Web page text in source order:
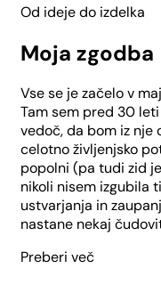
Od ideje do izdelka
Moja zgodba
Vse se je začelo v
Tam sem pred 30
vedoč, da bom iz nje
celotno življenjsko
popolni (pa tudi zid
nikoli nisem izgubila
ustvarjanja in
nastane nekaj
Preberi več